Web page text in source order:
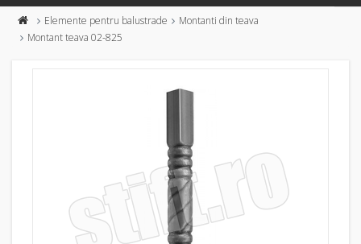
Elemente pentru balustrade
Montanti din teava
Montant teava 02-825